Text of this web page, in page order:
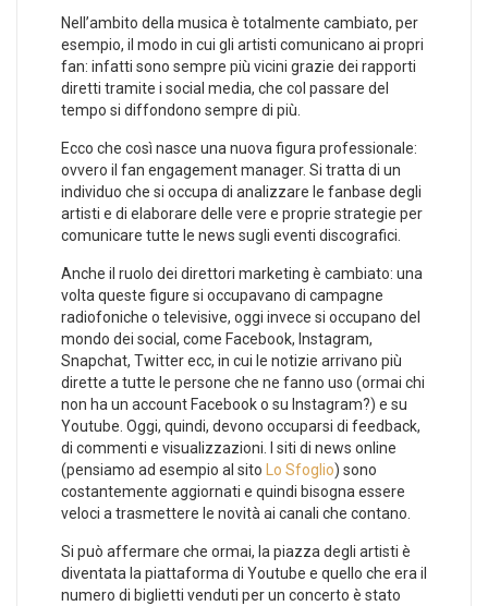
Nell’ambito della musica è totalmente cambiato, per
esempio, il modo in cui gli artisti comunicano ai propri
fan: infatti sono sempre più vicini grazie dei rapporti
diretti tramite i social media, che col passare del
tempo si diffondono sempre di più.
Ecco che così nasce una nuova figura professionale:
ovvero il fan engagement manager. Si tratta di un
individuo che si occupa di analizzare le fanbase degli
artisti e di elaborare delle vere e proprie strategie per
comunicare tutte le news sugli eventi discografici.
Anche il ruolo dei direttori marketing è cambiato: una
volta queste figure si occupavano di campagne
radiofoniche o televisive, oggi invece si occupano del
mondo dei social, come Facebook, Instagram,
Snapchat, Twitter ecc, in cui le notizie arrivano più
dirette a tutte le persone che ne fanno uso (ormai chi
non ha un account Facebook o su Instagram?) e su
Youtube. Oggi, quindi, devono occuparsi di feedback,
di commenti e visualizzazioni. I siti di news online
(pensiamo ad esempio al sito
Lo Sfoglio) sono
costantemente aggiornati e quindi bisogna essere
veloci a trasmettere le novità ai canali che contano.
Si può affermare che ormai, la piazza degli artisti è
diventata la piattaforma di Youtube e quello che era il
numero di biglietti venduti per un concerto è stato